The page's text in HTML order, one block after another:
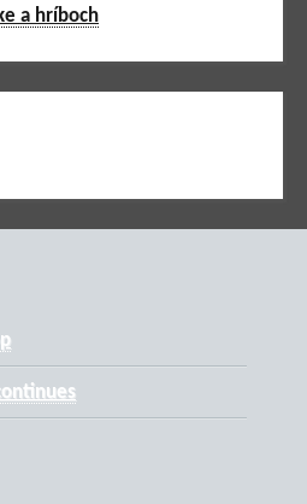
a hríboch